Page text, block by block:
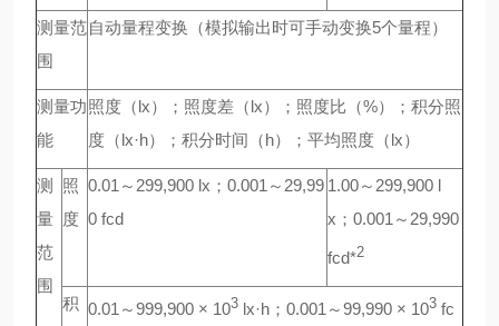
测量范
围
自动量程变换（模拟输出时可手动变换5个量程）
测量功
能
照度（lx）；照度差（lx）；照度比（%）；积分照
度（lx·h）；积分时间（h）；平均照度（lx）
测
量
范
围
照
度
0.01～299,900 lx；0.001～29,99
0 fcd
1.00～299,900 l
x；0.001～29,990
fcd*2
积 0.01～999,900 × 103 lx·h；0.001～99,990 × 103 fc